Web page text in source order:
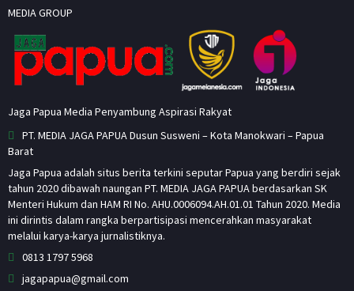
MEDIA GROUP
Jaga Papua Media Penyambung Aspirasi Rakyat
PT. MEDIA JAGA PAPUA Dusun Susweni – Kota Manokwari – Papua
Barat
Jaga Papua adalah situs berita terkini seputar Papua yang berdiri sejak
tahun 2020 dibawah naungan PT. MEDIA JAGA PAPUA berdasarkan SK
Menteri Hukum dan HAM RI No. AHU.0006094.AH.01.01 Tahun 2020. Media
ini dirintis dalam rangka berpartisipasi mencerahkan masyarakat
melalui karya-karya jurnalistiknya.
0813 1797 5968
jagapapua@gmail.com